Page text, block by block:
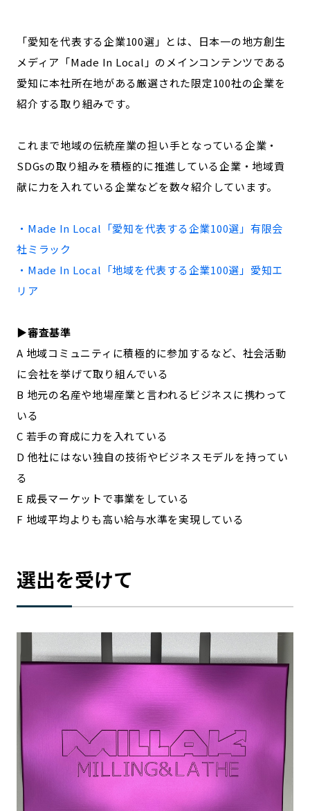
MILCプロジェクト
Sporkle
「人」から探す
記事ライター アンバサダー
お問い合わせ 会社概要
「愛知を代表する企業100選」とは、日本一の地方創生
メディア「Made In Local」のメインコンテンツである
愛知に本社所在地がある厳選された限定100社の企業を
紹介する取り組みです。
これまで地域の伝統産業の担い手となっている企業・
SDGsの取り組みを積極的に推進している企業・地域貢
献に力を入れている企業などを数々紹介しています。
・Made In Local「愛知を代表する企業100選」 有限会
社ミラック
・Made In Local「地域を代表する企業100選」 愛知エ
リア
▶︎審査基準
A 地域コミュニティに積極的に参加するなど、社会活動
に会社を挙げて取り組んでいる
B 地元の名産や地場産業と言われるビジネスに携わって
いる
C 若手の育成に力を入れている
D 他社にはない独自の技術やビジネスモデルを持ってい
る
E 成長マーケットで事業をしている
F 地域平均よりも高い給与水準を実現している
選出を受けて